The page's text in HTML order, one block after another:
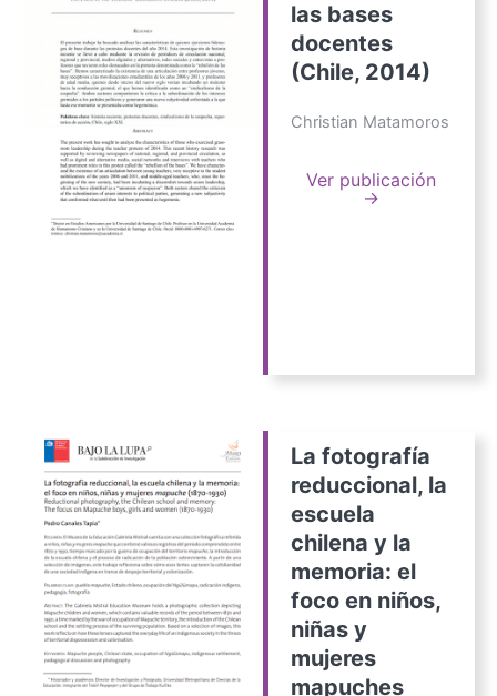
las bases
docentes
(Chile, 2014)
Christian Matamoros
Ver publicación
→
La fotografía
reduccional, la
escuela
chilena y la
memoria: el
foco en niños,
niñas y
mujeres
mapuches